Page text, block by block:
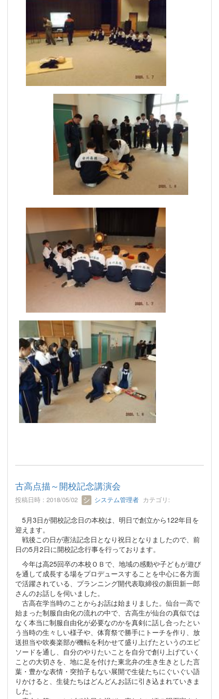
古高点描～開校記念講演会
投稿日時 : 2018/05/02 システム管理者 カテゴリ:
5月3日が開校記念日の本校は、明日で創立から122年目を
迎えます。
戦後この日が憲法記念日となり祝日となりましたので、前
日の5月2日に開校記念行事を行っております。
今年は高25回卒の本校ＯＢで、地域の感動や子どもが遊び
を通して成長する場をプロデュースすることを中心に各方面
で活躍されている、プランニング開代表取締役の新田新一郎
さんのお話しを伺いました。
古高在学当時のことからお話は始まりました。仙台一高で
始まった制服自由化の流れの中で、古高生が仙台の真似では
なく本当に制服自由化が必要なのかを真剣に話し合ったとい
う当時の生々しい様子や、体育祭で勝手にトーチを作り、放
送担当や吹奏楽部が機転を利かせて盛り上げたというのエピ
ソードを通し、自分のやりたいことを自分で創り上げていく
ことの大切さを、地に足を付けた東北弁の生き生きとした言
葉・豊かな表情・突拍子もない展開で生徒たちにぐいぐい語
りかけると、生徒たちはどんどんお話に引き込まれていきま
した。